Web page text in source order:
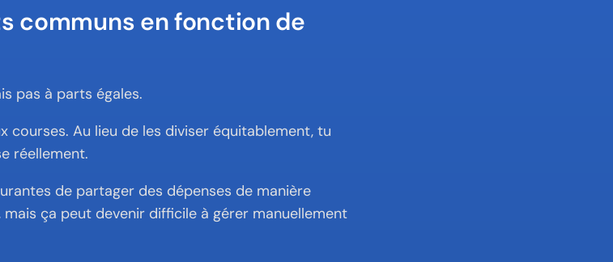
communs en fonction de
pas à parts égales.
courses. Au lieu de les diviser équitablement, tu
réellement.
de partager des dépenses de manière
mais ça peut devenir difficile à gérer manuellement